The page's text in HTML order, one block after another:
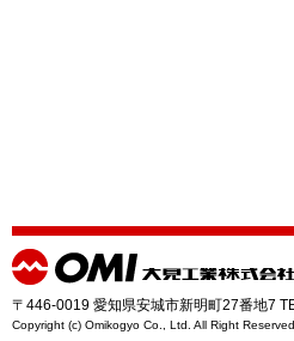
〒446-0019 愛知県安城市新明町27番地7
Copyright (c) Omikogyo Co., Ltd. All Right Reserved.